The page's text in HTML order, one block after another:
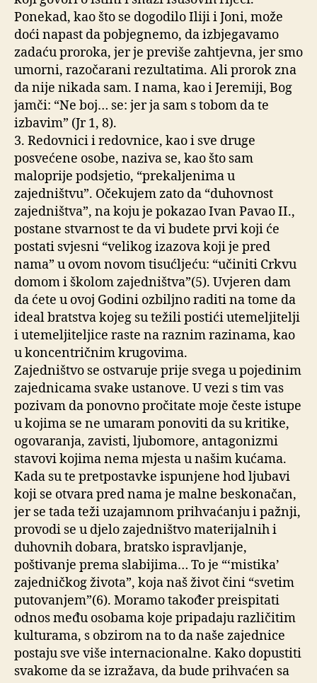
Ponekad, kao što se dogodilo Iliji i Joni, može
doći napast da pobjegnemo, da izbjegavamo
zadaću proroka, jer je previše zahtjevna, jer smo
umorni, razočarani rezultatima. Ali prorok zna
da nije nikada sam. I nama, kao i Jeremiji, Bog
jamči: “Ne boj… se: jer ja sam s tobom da te
izbavim” (Jr 1, 8).
3. Redovnici i redovnice, kao i sve druge
posvećene osobe, naziva se, kao što sam
maloprije podsjetio, “prekaljenima u
zajedništvu”. Očekujem zato da “duhovnost
zajedništva”, na koju je pokazao Ivan Pavao II.,
postane stvarnost te da vi budete prvi koji će
postati svjesni “velikog izazova koji je pred
nama” u ovom novom tisućljeću: “učiniti Crkvu
domom i školom zajedništva”(5). Uvjeren dam
da ćete u ovoj Godini ozbiljno raditi na tome da
ideal bratstva kojeg su težili postići utemeljitelji
i utemeljiteljice raste na raznim razinama, kao
u koncentričnim krugovima.
Zajedništvo se ostvaruje prije svega u pojedinim
zajednicama svake ustanove. U vezi s tim vas
pozivam da ponovno pročitate moje česte istupe
u kojima se ne umaram ponoviti da su kritike,
ogovaranja, zavisti, ljubomore, antagonizmi
stavovi kojima nema mjesta u našim kućama.
Kada su te pretpostavke ispunjene hod ljubavi
koji se otvara pred nama je malne beskonačan,
jer se tada teži uzajamnom prihvaćanju i pažnji,
provodi se u djelo zajedništvo materijalnih i
duhovnih dobara, bratsko ispravljanje,
poštivanje prema slabijima… To je “‘mistika’
zajedničkog života”, koja naš život čini “svetim
putovanjem”(6). Moramo također preispitati
odnos među osobama koje pripadaju različitim
kulturama, s obzirom na to da naše zajednice
postaju sve više internacionalne. Kako dopustiti
svakome da se izražava, da bude prihvaćen sa